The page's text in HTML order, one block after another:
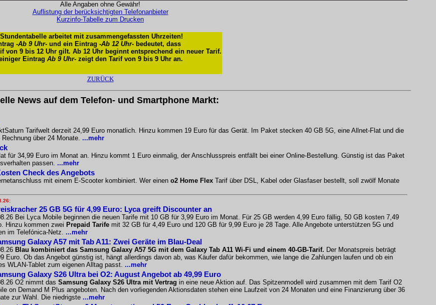
Alle Angaben ohne Gewähr!
Auflistung der berücksichtigten Telefonanbieter
Kurzinfo-Tabelle zum Drucken
Stundentabelle arbeitet mit zusammengefassten Uhrzeiten!
-Ab 9 Uhr- und ein Eintrag -Ab 12 Uhr- bedeutet, dass
von 9 bis 12 Uhr gilt. Ab 12 Uhr beginnt entsprechend ein neuer Tarif.
Eintrag Ab 9 Uhr- zeigt den Tarif von 9 bis 9 Uhr an.
ZURÜCK
News auf dem Telefon- und Smartphone Markt:
Tarifwelt derzeit 24,99 Euro monatlich. Hinzu kommen 19 Euro für das Gerät. Im Paket stecken 40 GB 5G, eine Allnet-Flat und die
über 24 Monate. ...mehr
für 34,99 Euro im Monat an. Hinzu kommt 1 Euro einmalig, der Anschlusspreis entfällt bei einer Online-Bestellung. Günstig ist das Paket
passen. ...mehr
Check des Angebots
mit einem E-Scooter kombiniert. Wer einen o2 Home Flex Tarif über DSL, Kabel oder Glasfaser bestellt, soll zwölf Monate
25 GB 5G für 4,99 Euro: Lyca greift Discounter an
Bei Lyca Mobile beginnen die neuen Tarife mit 10 GB für 3,99 Euro im Monat. Für 25 GB werden 4,99 Euro fällig, 50 GB kosten 7,49
Hinzu kommen zwei Prepaid Tarife mit 32 GB für 4,49 Euro und 120 GB für 9,99 Euro je 28 Tage. Alle Angebote unterstützen 5G und
im Telefónica-Netz. ...mehr
Galaxy A57 mit Tab A11: Zwei Geräte im Blau-Deal
Blau kombiniert das Samsung Galaxy A57 5G mit dem Galaxy Tab A11 Wi-Fi und einem 40-GB-Tarif. Der Monatspreis beträgt
Euro. Ob das Angebot günstig ist, hängt allerdings davon ab, was Käufer dafür bekommen, wie lange die Zahlungen laufen und ob ein
WLAN-Tablet zum eigenen Alltag passt. ...mehr
Galaxy S26 Ultra bei O2: August Angebot ab 49,99 Euro
O2 nimmt das Samsung Galaxy S26 Ultra mit Vertrag in eine neue Aktion auf. Das Spitzenmodell wird zusammen mit dem Tarif O2
on Demand M Plus angeboten. Nach den vorliegenden Aktionsdaten stehen eine Laufzeit von 24 Monaten und eine Finanzierung über 36
zur Wahl. Die niedrigste ...mehr